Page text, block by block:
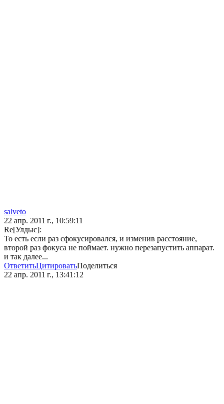
salveto
22 апр. 2011 г., 10:59:11
Re[Улдыс]:
То есть если раз сфокусировался, и изменив расстояние,
второй раз фокуса не поймает. нужно перезапустить аппарат.
и так далее...
ОтветитьЦитироватьПоделиться
22 апр. 2011 г., 13:41:12